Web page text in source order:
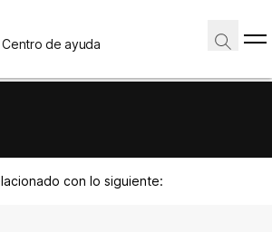
Centro de ayuda
con lo siguiente: